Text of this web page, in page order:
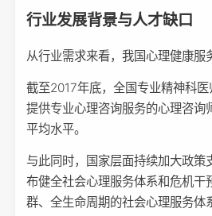
行业发展背景与人才缺口
从行业需求来看，我国心理健康服
截至2017年底，全国专业精神科
提供专业心理咨询服务的心理咨
平均水平。
与此同时，国家层面持续加大政
布健全社会心理服务体系和危机
群、全生命周期的社会心理服务体